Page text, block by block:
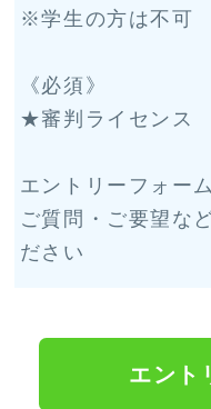
※学生の方は不可
《必須》
★審判ライセンス
エントリーフォーム
ご質問・ご要望な
ださい
エント